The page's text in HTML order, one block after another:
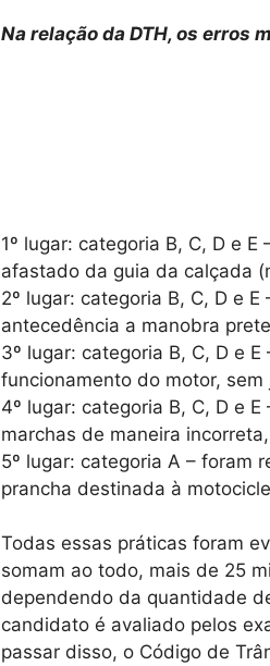
Na relação da DTH, os erros
1º lugar: categoria B, C, D e
afastado da guia da calçada
2º lugar: categoria B, C, D e
antecedência a manobra
3º lugar: categoria B, C, D e
funcionamento do motor,
4º lugar: categoria B, C, D e
marchas de maneira
5º lugar: categoria A – foram
prancha destinada à
Todas essas práticas foram
somam ao todo, mais de 25
dependendo da quantidade
candidato é avaliado pelos
passar disso, o Código de